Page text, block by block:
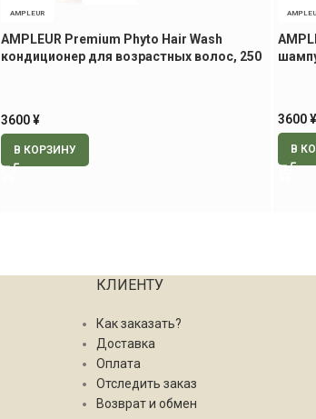
AMPLEUR
AMPLEUR Premium Phyto Hair Wash
кондиционер для возрастных волос, 250
3600¥
В КОРЗИНУ
3600¥
В
КЛИЕНТУ
Как заказать?
Доставка
Оплата
Отследить заказ
Возврат и обмен